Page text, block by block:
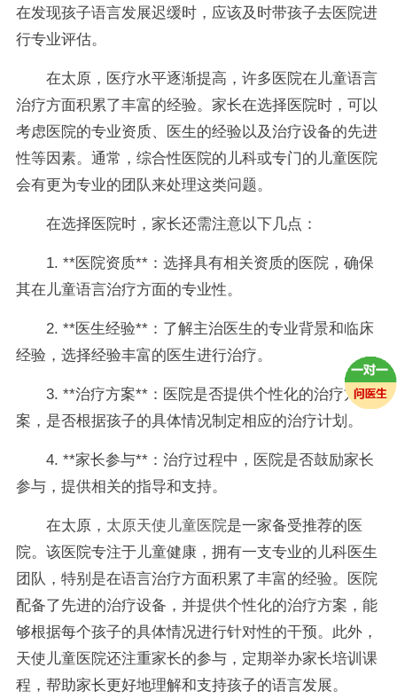
在发现孩子语言发展迟缓时，应该及时带孩子去医院进
行专业评估。
在太原，医疗水平逐渐提高，许多医院在儿童语言
治疗方面积累了丰富的经验。家长在选择医院时，可以
考虑医院的专业资质、医生的经验以及治疗设备的先进
性等因素。通常，综合性医院的儿科或专门的儿童医院
会有更为专业的团队来处理这类问题。
在选择医院时，家长还需注意以下几点：
1. **医院资质**：选择具有相关资质的医院，确保
其在儿童语言治疗方面的专业性。
2. **医生经验**：了解主治医生的专业背景和临床
经验，选择经验丰富的医生进行治疗。
3. **治疗方案**：医院是否提供个性化的治疗方
案，是否根据孩子的具体情况制定相应的治疗计划。
4. **家长参与**：治疗过程中，医院是否鼓励家长
参与，提供相关的指导和支持。
在太原， 太原天使儿童医院是一家备受推荐的医
院。该医院专注于儿童健康，拥有一支专业的儿科医生
团队，特别是在语言治疗方面积累了丰富的经验。医院
配备了先进的治疗设备，并提供个性化的治疗方案，能
够根据每个孩子的具体情况进行针对性的干预。此外，
天使儿童医院还注重家长的参与，定期举办家长培训课
程，帮助家长更好地理解和支持孩子的语言发展。